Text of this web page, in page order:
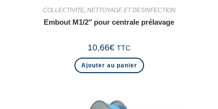
COLLECTIVITE, NETTOYAGE ET DESINFECTION
Embout M1/2″ pour centrale prélavage
10,66€ TTC
Ajouter au panier